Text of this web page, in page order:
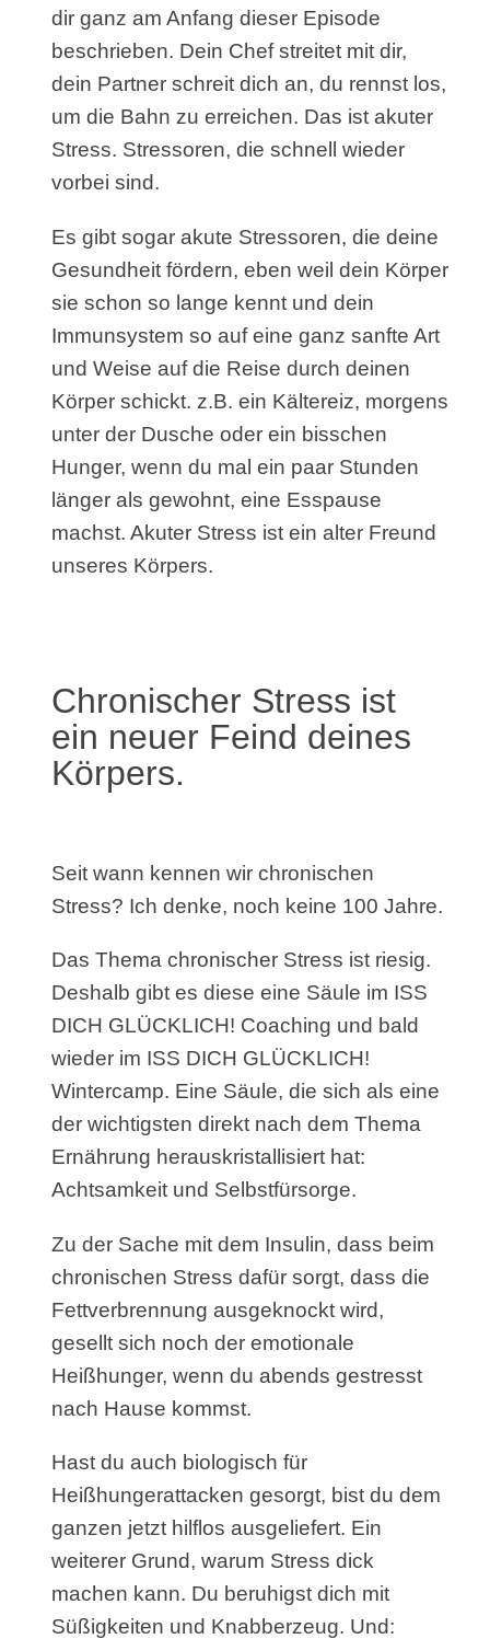
dir ganz am Anfang dieser Episode
beschrieben. Dein Chef streitet mit dir,
dein Partner schreit dich an, du rennst los,
um die Bahn zu erreichen. Das ist akuter
Stress. Stressoren, die schnell wieder
vorbei sind.
Es gibt sogar akute Stressoren, die deine
Gesundheit fördern, eben weil dein Körper
sie schon so lange kennt und dein
Immunsystem so auf eine ganz sanfte Art
und Weise auf die Reise durch deinen
Körper schickt. z.B. ein Kältereiz, morgens
unter der Dusche oder ein bisschen
Hunger, wenn du mal ein paar Stunden
länger als gewohnt, eine Esspause
machst. Akuter Stress ist ein alter Freund
unseres Körpers.
Chronischer Stress ist
ein neuer Feind deines
Körpers.
Seit wann kennen wir chronischen
Stress? Ich denke, noch keine 100 Jahre.
Das Thema chronischer Stress ist riesig.
Deshalb gibt es diese eine Säule im ISS
DICH GLÜCKLICH! Coaching und bald
wieder im ISS DICH GLÜCKLICH!
Wintercamp. Eine Säule, die sich als eine
der wichtigsten direkt nach dem Thema
Ernährung herauskristallisiert hat:
Achtsamkeit und Selbstfürsorge.
Zu der Sache mit dem Insulin, dass beim
chronischen Stress dafür sorgt, dass die
Fettverbrennung ausgeknockt wird,
gesellt sich noch der emotionale
Heißhunger, wenn du abends gestresst
nach Hause kommst.
Hast du auch biologisch für
Heißhungerattacken gesorgt, bist du dem
ganzen jetzt hilflos ausgeliefert. Ein
weiterer Grund, warum Stress dick
machen kann. Du beruhigst dich mit
Süßigkeiten und Knabberzeug. Und: